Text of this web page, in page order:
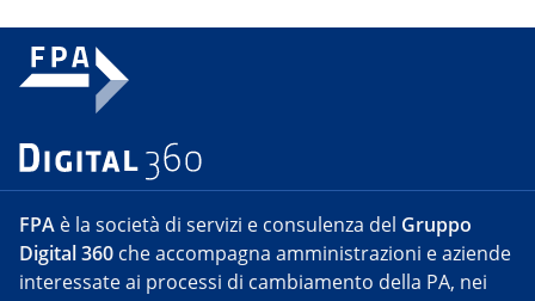
FPA è la società di servizi e consulenza del Gruppo
Digital 360 che accompagna amministrazioni e aziende
interessate ai processi di cambiamento della PA, nei